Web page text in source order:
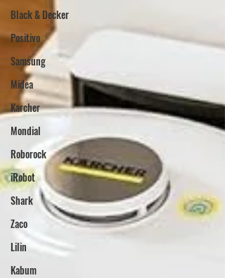
Black & Decker
Positivo
Samsung
Midea
Karcher
Mondial
Roborock
iRobot
Shark
Zaco
Lilin
Kabum